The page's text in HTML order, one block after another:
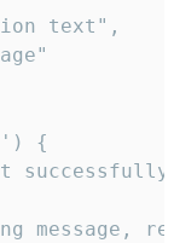
text",
{
message,